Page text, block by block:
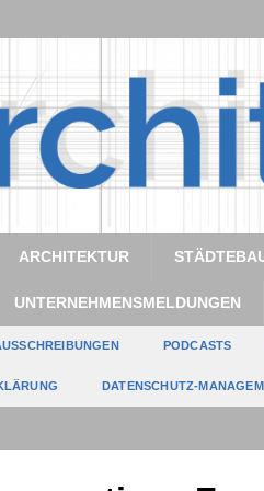
ARCHITEKTUR
UNTERNEHMENSMELDUNGEN
PODCASTS
DATENSCHUTZ-